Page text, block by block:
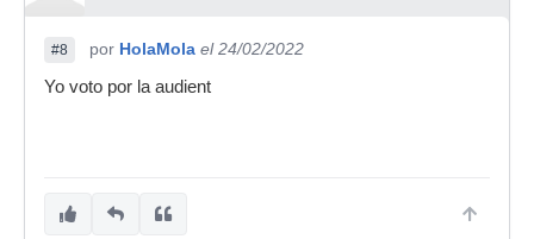
#8 por HolaMola el 24/02/2022
Yo voto por la audient